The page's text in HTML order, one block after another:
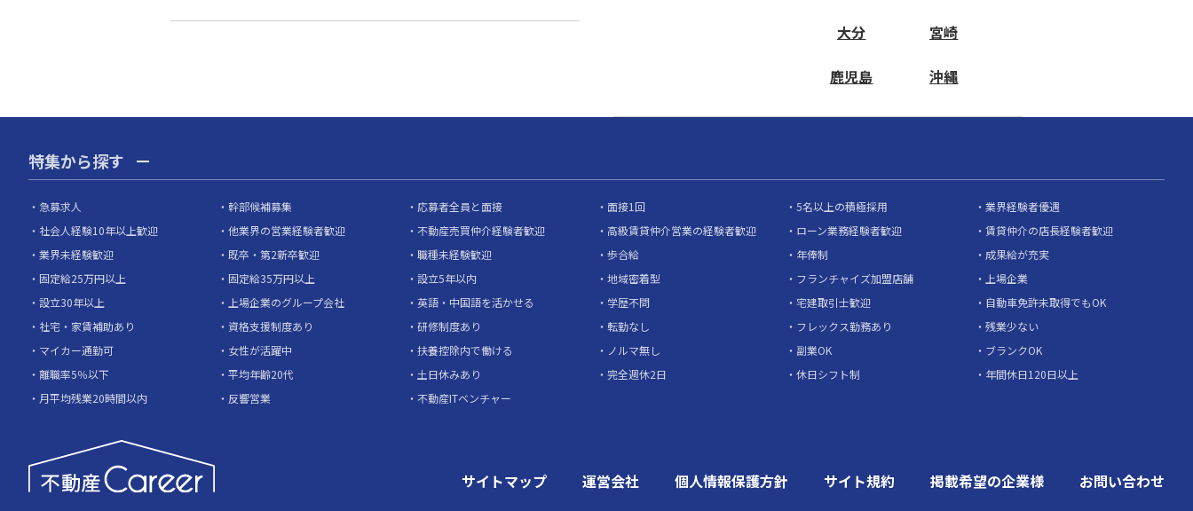
大分 宮崎
鹿児島 沖縄
特集から探す
急募求人 幹部候補募集 応募者全員と面接 面接1回 5名以上の積極採用
業界経験者優遇
社会人経験10年以上歓迎
他業界の営業経験者歓迎 不動産売買仲介経験者歓迎 高級賃貸仲介営業の経験者歓迎 ローン業務経験者歓迎
賃貸仲介の店長経験者歓迎
業界未経験歓迎
既卒・第2新卒歓迎 職種未経験歓迎 歩合給 年俸制
成果給が充実
固定給25万円以上
固定給35万円以上 設立5年以内 地域密着型 フランチャイズ加盟店舗
上場企業
設立30年以上
上場企業のグループ会社 英語・中国語を活かせる 学歴不問 宅建取引士歓迎
自動車免許未取得でもOK
社宅・家賃補助あり
資格支援制度あり 研修制度あり 転勤なし フレックス勤務あり
残業少ない
マイカー通勤可
女性が活躍中 扶養控除内で働ける ノルマ無し 副業OK
ブランクOK
離職率5％以下
平均年齢20代 土日休みあり 完全週休2日 休日シフト制
年間休日120日以上
月平均残業20時間以内
反響営業 不動産ITベンチャー
サイトマップ 運営会社 個人情報保護方針 サイト規約 掲載希望の企業様 お問い合わせ